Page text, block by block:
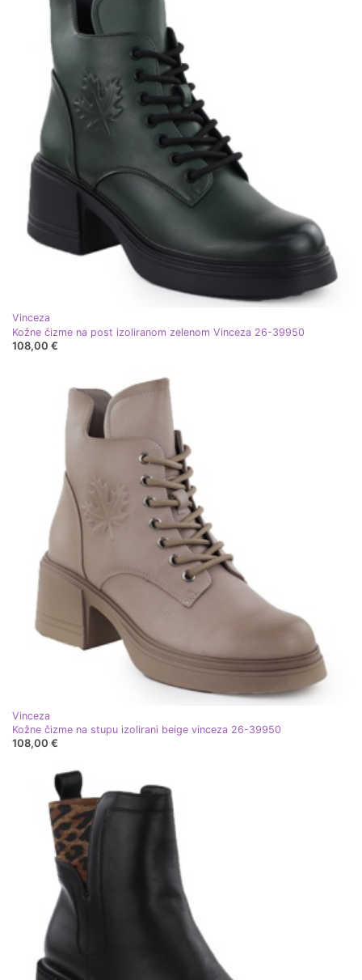
Vinceza
Kožne čizme na post izoliranom zelenom Vinceza 26-39950
108,00 €
Vinceza
Kožne čizme na stupu izolirani beige vinceza 26-39950
108,00 €